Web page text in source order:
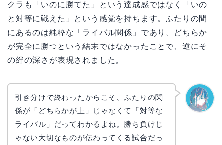
クラも「いのに勝てた」という達成感ではなく「いの
と対等に戦えた」という感覚を持ちます。ふたりの間
にあるのは純粋な「ライバル関係」であり、どちらか
が完全に勝つという結末ではなかったことで、逆にそ
の絆の深さが表現されました。
引き分けで終わったからこそ、ふたりの関
係が「どちらかが上」じゃなくて「対等な
ライバル」だってわかるよね。勝ち負けじ
ゃない大切なものが伝わってくる試合だっ